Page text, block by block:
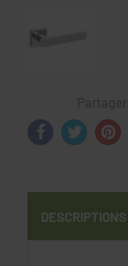
Partager :
DESCRIPTIONS